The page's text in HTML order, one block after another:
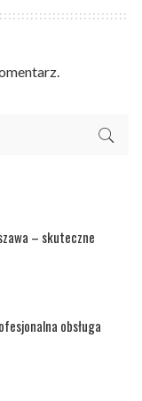
– skuteczne
obsługa